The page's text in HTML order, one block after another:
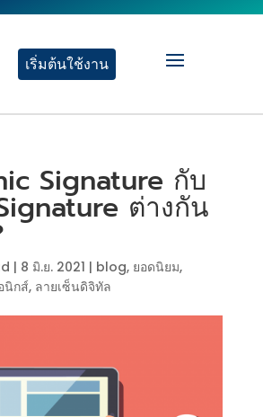
เริ่มต้นใช้งาน
Signature กับ
ต่างกัน
| 8 มิ.ย. 2021 | blog, ยอดนิยม,
นิกส์, ลายเซ็นดิจิทัล